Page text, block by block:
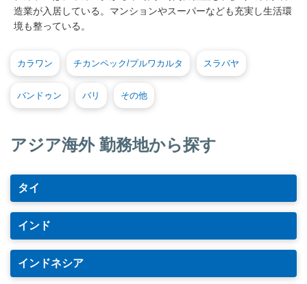
造業が入居している。マンションやスーパーなども充実し生活環
境も整っている。
カラワン チカンペック/プルワカルタ スラバヤ
バンドゥン バリ その他
アジア海外 勤務地から探す
タイ
インド
インドネシア